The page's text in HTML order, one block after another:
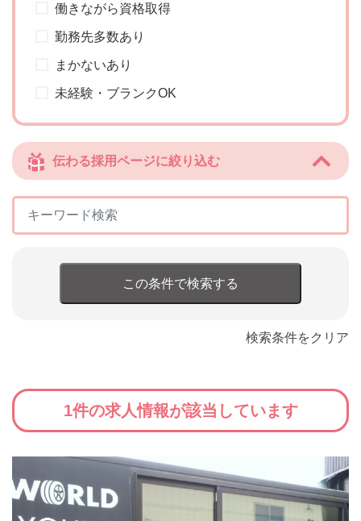
働きながら資格取得
勤務先多数あり
まかないあり
未経験・ブランクOK
伝わる採用ページに絞り込む
この条件で検索する
検索条件をクリア
1件の求人情報が該当しています